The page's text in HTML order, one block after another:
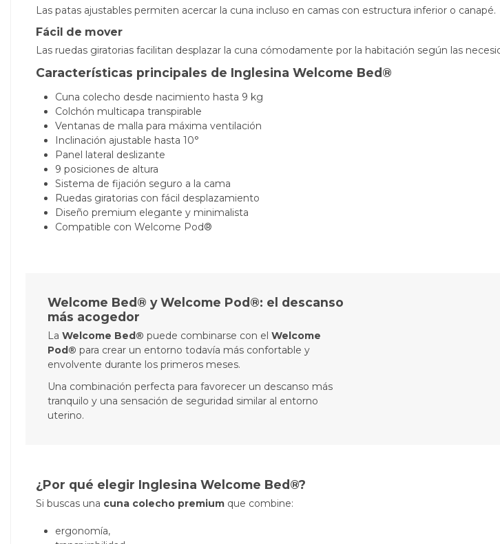
Las patas ajustables permiten acercar la cuna incluso en camas con estructura inferior o canapé.
Fácil de mover
Las ruedas giratorias facilitan desplazar la cuna cómodamente por la habitación según las
Características principales de Inglesina Welcome Bed®
Cuna colecho desde nacimiento hasta 9 kg
Colchón multicapa transpirable
Ventanas de malla para máxima ventilación
Inclinación ajustable hasta 10°
Panel lateral deslizante
9 posiciones de altura
Sistema de fijación seguro a la cama
Ruedas giratorias con fácil desplazamiento
Diseño premium elegante y minimalista
Compatible con Welcome Pod®
Welcome Bed® y Welcome Pod®: el descanso
más acogedor
La Welcome Bed® puede combinarse con el Welcome
Pod® para crear un entorno todavía más confortable y
envolvente durante los primeros meses.
Una combinación perfecta para favorecer un descanso más
tranquilo y una sensación de seguridad similar al entorno
uterino.
¿Por qué elegir Inglesina Welcome Bed®?
Si buscas una cuna colecho premium que combine:
ergonomía,